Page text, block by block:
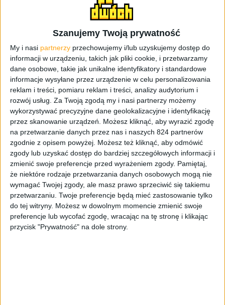
Szanujemy Twoją prywatność
My i nasi partnerzy przechowujemy i/lub uzyskujemy dostęp do
informacji w urządzeniu, takich jak pliki cookie, i przetwarzamy
dane osobowe, takie jak unikalne identyfikatory i standardowe
informacje wysyłane przez urządzenie w celu personalizowania
reklam i treści, pomiaru reklam i treści, analizy audytorium i
rozwój usług. Za Twoją zgodą my i nasi partnerzy możemy
wykorzystywać precyzyjne dane geolokalizacyjne i identyfikację
przez skanowanie urządzeń. Możesz kliknąć, aby wyrazić zgodę
na przetwarzanie danych przez nas i naszych 824 partnerów
zgodnie z opisem powyżej. Możesz też kliknąć, aby odmówić
zgody lub uzyskać dostęp do bardziej szczegółowych informacji i
zmienić swoje preferencje przed wyrażeniem zgody. Pamiętaj,
że niektóre rodzaje przetwarzania danych osobowych mogą nie
wymagać Twojej zgody, ale masz prawo sprzeciwić się takiemu
przetwarzaniu. Twoje preferencje będą mieć zastosowanie tylko
do tej witryny. Możesz w dowolnym momencie zmienić swoje
preferencje lub wycofać zgodę, wracając na tę stronę i klikając
przycisk "Prywatność" na dole strony.
Teksty autora
Informacje Smartfony
Samsung sprzedał ponad 38 milionów
sztuk urządzeń z serii Galaxy Note!